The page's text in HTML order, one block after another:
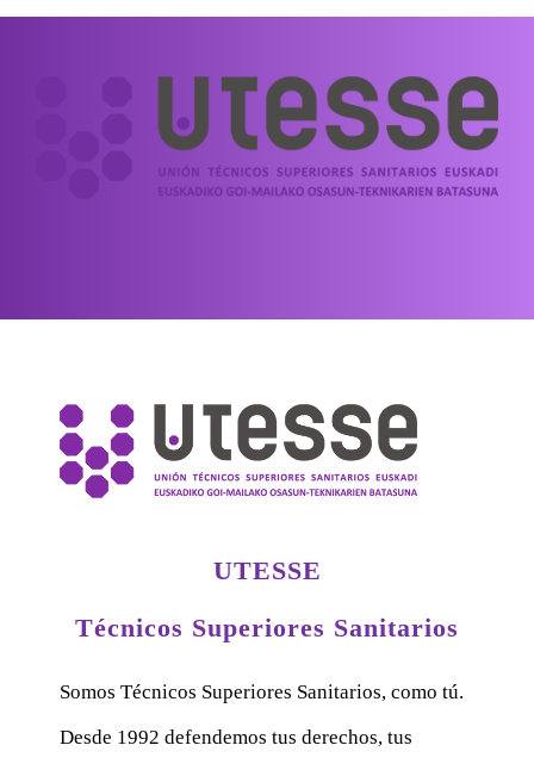
UTESSE
Técnicos Superiores Sanitarios
Somos Técnicos Superiores Sanitarios, como tú.
Desde 1992 defendemos tus derechos, tus